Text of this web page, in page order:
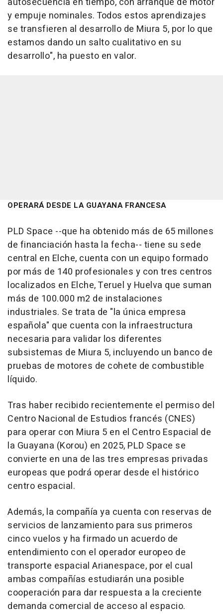
y empuje nominales. Todos estos aprendizajes
se transfieren al desarrollo de Miura 5, por lo que
estamos dando un salto cualitativo en su
desarrollo", ha puesto en valor.
OPERARÁ DESDE LA GUAYANA FRANCESA
PLD Space --que ha obtenido más de 65 millones
de financiación hasta la fecha-- tiene su sede
central en Elche, cuenta con un equipo formado
por más de 140 profesionales y con tres centros
localizados en Elche, Teruel y Huelva que suman
más de 100.000 m2 de instalaciones
industriales. Se trata de "la única empresa
española" que cuenta con la infraestructura
necesaria para validar los diferentes
subsistemas de Miura 5, incluyendo un banco de
pruebas de motores de cohete de combustible
líquido.
Tras haber recibido recientemente el permiso del
Centro Nacional de Estudios francés (CNES)
para operar con Miura 5 en el Centro Espacial de
la Guayana (Korou) en 2025, PLD Space se
convierte en una de las tres empresas privadas
europeas que podrá operar desde el histórico
centro espacial.
Además, la compañía ya cuenta con reservas de
servicios de lanzamiento para sus primeros
cinco vuelos y ha firmado un acuerdo de
entendimiento con el operador europeo de
transporte espacial Arianespace, por el cual
ambas compañías estudiarán una posible
cooperación para dar respuesta a la creciente
demanda comercial de acceso al espacio.